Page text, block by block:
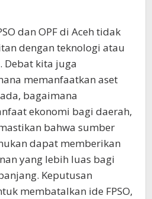
dan OPF di Aceh tidak
dengan teknologi atau
Debat kita juga
memanfaatkan aset
bagaimana
ekonomi bagi daerah,
bahwa sumber
dapat memberikan
yang lebih luas bagi
Keputusan
membatalkan ide FPSO,